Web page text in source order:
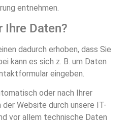
entnehmen.
Ihre Daten?
dadurch erhoben, dass Sie
kann es sich z. B. um Daten
eingeben.
oder nach Ihrer
der Website durch unsere IT-
vor allem technische Daten